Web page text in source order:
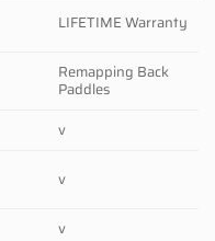
LIFETIME Warranty
Remapping Back
Paddles
v
v
v